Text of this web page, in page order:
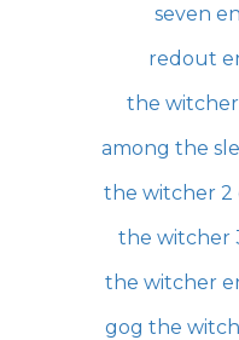
seven
redout
the
among the
the witcher 2
the witcher
the witcher
gog the